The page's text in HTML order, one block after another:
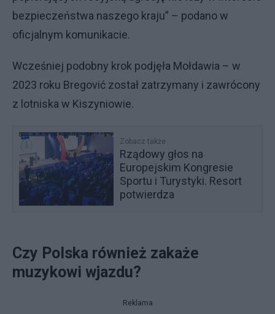
bezpieczeństwa naszego kraju” – podano w
oficjalnym komunikacie.
Wcześniej podobny krok podjęła Mołdawia – w
2023 roku Bregović został zatrzymany i zawrócony
z lotniska w Kiszyniowie.
Zobacz także
Rządowy głos na
Europejskim Kongresie
Sportu i Turystyki. Resort
potwierdza
Czy Polska również zakaże
muzykowi wjazdu?
Reklama